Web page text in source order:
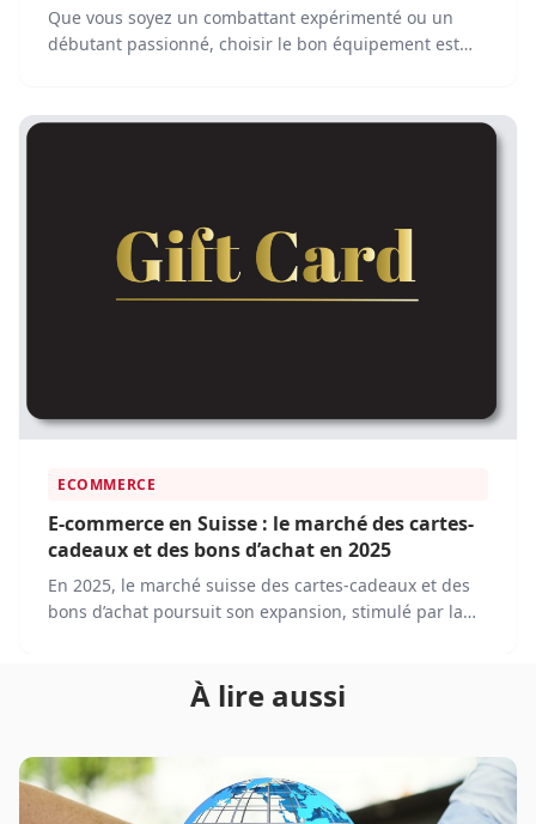
Que vous soyez un combattant expérimenté ou un
débutant passionné, choisir le bon équipement est
sans avoir à quitter votre domicile.
ECOMMERCE
E-commerce en Suisse : le marché des cartes-
cadeaux et des bons d’achat en 2025
En 2025, le marché suisse des cartes-cadeaux et des
bons d’achat poursuit son expansion, stimulé par la
À lire aussi